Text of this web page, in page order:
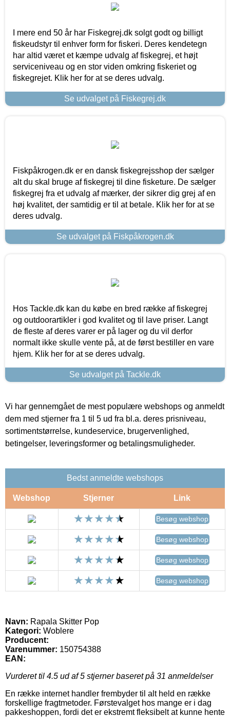
I mere end 50 år har Fiskegrej.dk solgt godt og billigt
fiskeudstyr til enhver form for fiskeri. Deres kendetegn
har altid været et kæmpe udvalg af fiskegrej, et højt
serviceniveau og en stor viden omkring fiskeriet og
fiskegrejet. Klik her for at se deres udvalg.
Se udvalget på Fiskegrej.dk
Fiskpåkrogen.dk er en dansk fiskegrejsshop der sælger
alt du skal bruge af fiskegrej til dine fisketure. De sælger
fiskegrej fra et udvalg af mærker, der sikrer dig grej af en
høj kvalitet, der samtidig er til at betale. Klik her for at se
deres udvalg.
Se udvalget på Fiskpåkrogen.dk
Hos Tackle.dk kan du købe en bred række af fiskegrej
og outdoorartikler i god kvalitet og til lave priser. Langt
de fleste af deres varer er på lager og du vil derfor
normalt ikke skulle vente på, at de først bestiller en vare
hjem. Klik her for at se deres udvalg.
Se udvalget på Tackle.dk
Vi har gennemgået de mest populære webshops og anmeldt
dem med stjerner fra 1 til 5 ud fra bl.a. deres prisniveau,
sortimentstørrelse, kundeservice, brugervenlighed,
betingelser, leveringsformer og betalingsmuligheder.
Bedst anmeldte webshops
Webshop Stjerner Link
Besøg webshop
Besøg webshop
Besøg webshop
Besøg webshop
Navn: Rapala Skitter Pop
Kategori: Woblere
Producent:
Varenummer: 150754388
EAN:
Vurderet til 4.5 ud af 5 stjerner baseret på 31 anmeldelser
En række internet handler frembyder til alt held en række
forskellige fragtmetoder. Førstevalget hos mange er i dag
pakkeshoppen, fordi det er ekstremt fleksibelt at kunne hente